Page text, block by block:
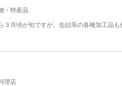
・特産品
理店